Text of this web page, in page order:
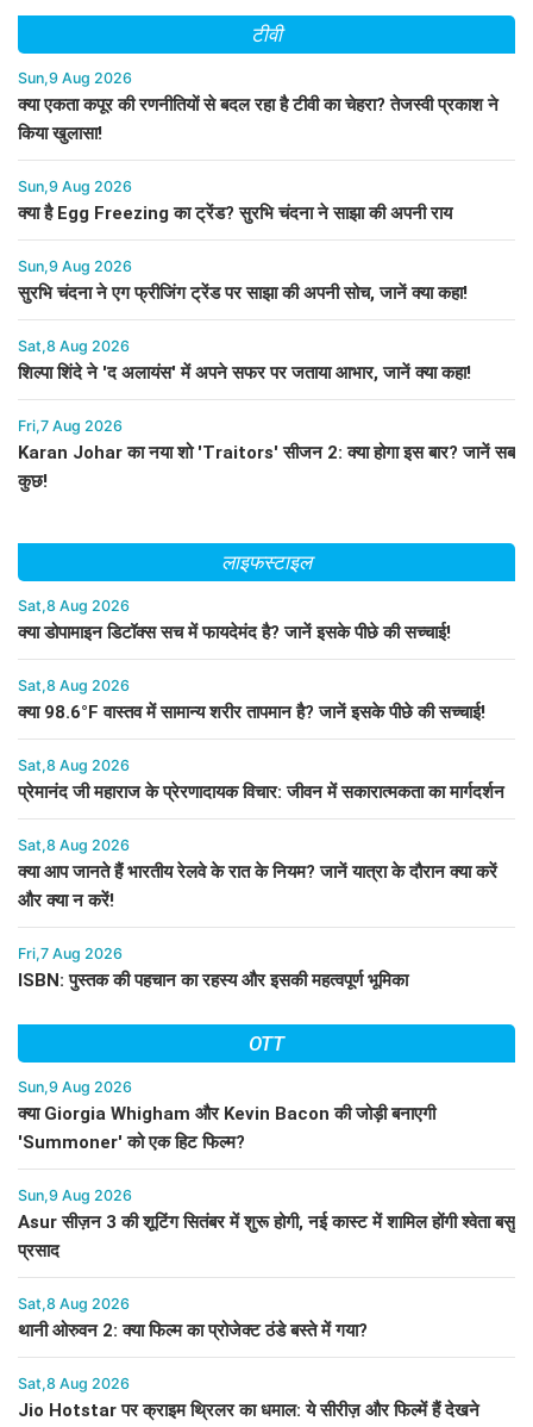
टीवी
Sun,9 Aug 2026
क्या एकता कपूर की रणनीतियों से बदल रहा है टीवी का चेहरा? तेजस्वी प्रकाश ने
किया खुलासा!
Sun,9 Aug 2026
क्या है Egg Freezing का ट्रेंड? सुरभि चंदना ने साझा की अपनी राय
Sun,9 Aug 2026
सुरभि चंदना ने एग फ्रीजिंग ट्रेंड पर साझा की अपनी सोच, जानें क्या कहा!
Sat,8 Aug 2026
शिल्पा शिंदे ने 'द अलायंस' में अपने सफर पर जताया आभार, जानें क्या कहा!
Fri,7 Aug 2026
Karan Johar का नया शो 'Traitors' सीजन 2: क्या होगा इस बार? जानें सब
कुछ!
लाइफस्टाइल
Sat,8 Aug 2026
क्या डोपामाइन डिटॉक्स सच में फायदेमंद है? जानें इसके पीछे की सच्चाई!
Sat,8 Aug 2026
क्या 98.6°F वास्तव में सामान्य शरीर तापमान है? जानें इसके पीछे की सच्चाई!
Sat,8 Aug 2026
प्रेमानंद जी महाराज के प्रेरणादायक विचार: जीवन में सकारात्मकता का मार्गदर्शन
Sat,8 Aug 2026
क्या आप जानते हैं भारतीय रेलवे के रात के नियम? जानें यात्रा के दौरान क्या करें
और क्या न करें!
Fri,7 Aug 2026
ISBN: पुस्तक की पहचान का रहस्य और इसकी महत्वपूर्ण भूमिका
OTT
Sun,9 Aug 2026
क्या Giorgia Whigham और Kevin Bacon की जोड़ी बनाएगी
'Summoner' को एक हिट फिल्म?
Sun,9 Aug 2026
Asur सीज़न 3 की शूटिंग सितंबर में शुरू होगी, नई कास्ट में शामिल होंगी श्वेता बसु
प्रसाद
Sat,8 Aug 2026
थानी ओरुवन 2: क्या फिल्म का प्रोजेक्ट ठंडे बस्ते में गया?
Sat,8 Aug 2026
Jio Hotstar पर क्राइम थ्रिलर का धमाल: ये सीरीज़ और फिल्में हैं देखने